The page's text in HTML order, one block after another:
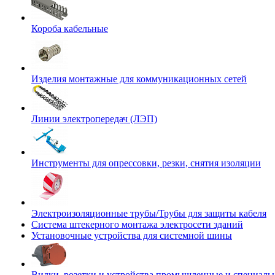
Короба кабельные
Изделия монтажные для коммуникационных сетей
Линии электропередач (ЛЭП)
Инструменты для опрессовки, резки, снятия изоляции
Электроизоляционные трубы/Трубы для защиты кабеля
Система штекерного монтажа электросети зданий
Установочные устройства для системной шины